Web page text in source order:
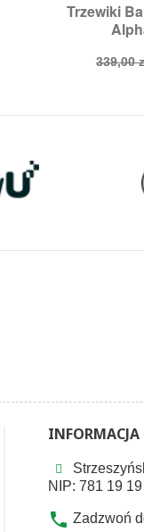
Trzewiki
Cena
339,00

INFORMACJA
NIP: 781 19
phone Zadzwoń